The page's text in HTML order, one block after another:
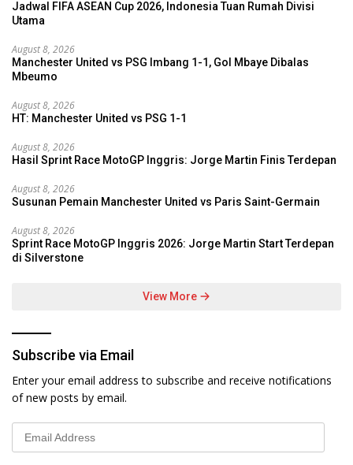
Jadwal FIFA ASEAN Cup 2026, Indonesia Tuan Rumah Divisi
Utama
August 8, 2026
Manchester United vs PSG Imbang 1-1, Gol Mbaye Dibalas
Mbeumo
August 8, 2026
HT: Manchester United vs PSG 1-1
August 8, 2026
Hasil Sprint Race MotoGP Inggris: Jorge Martin Finis Terdepan
August 8, 2026
Susunan Pemain Manchester United vs Paris Saint-Germain
August 8, 2026
Sprint Race MotoGP Inggris 2026: Jorge Martin Start Terdepan
di Silverstone
View More
Subscribe via Email
Enter your email address to subscribe and receive notifications
of new posts by email.
Email
Address